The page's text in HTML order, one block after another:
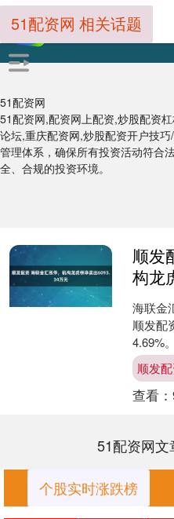
51配资网
51配资网,配资网上配资,炒股配资
论坛,重庆配资网,炒股配资开户技
管理体系，确保所有投资活动符合
全、合规的投资环境。
51配资网 相关话题
顺发
构龙
海联金
顺发配
4.69%
顺发
查看：
51配资网
个股实时涨跌榜